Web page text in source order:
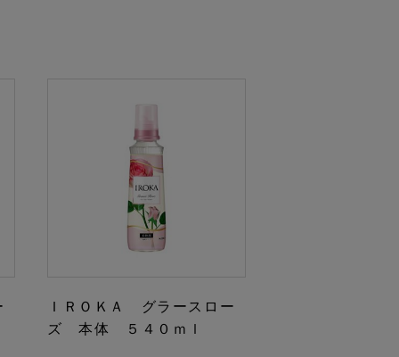
ＩＲＯＫＡ グラースロー
ズ 本体 ５４０ｍｌ